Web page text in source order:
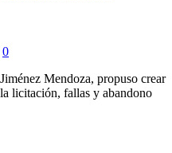
0
Mendoza, propuso crear
licitación, fallas y abandono